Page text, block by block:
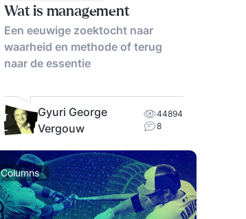
Wat is management
Een eeuwige zoektocht naar
waarheid en methode of terug
naar de essentie
Gyuri George
Vergouw
44894
8
Columns